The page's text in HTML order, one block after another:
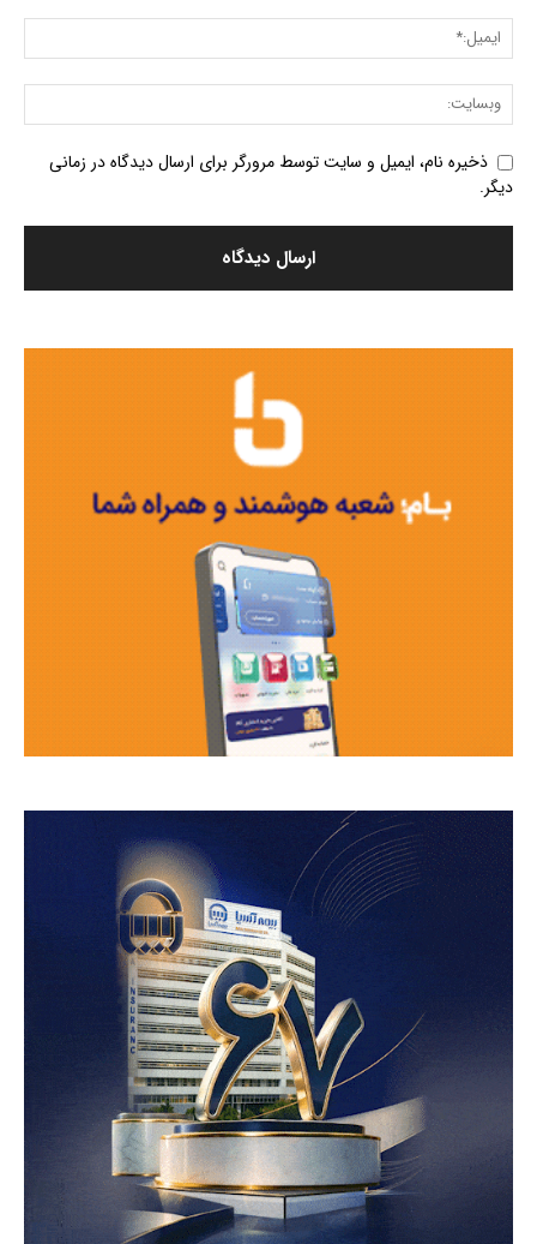
ذخیره نام، ایمیل و سایت توسط مرورگر برای ارسال دیدگاه در زمانی
دیگر.